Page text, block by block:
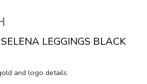
LEGGINGS BLACK
and logo details